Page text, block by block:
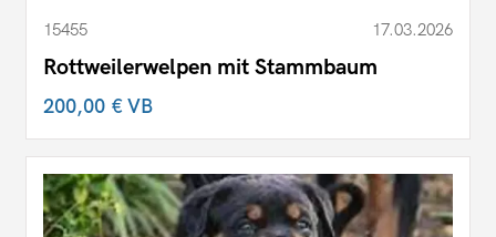
15455 17.03.2026
Rottweilerwelpen mit Stammbaum
200,00 €VB